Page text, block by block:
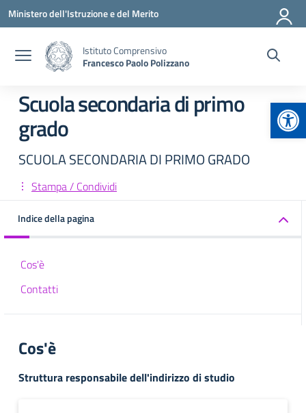
Vai ai contenuti
Vai al menu di navigazione
Vai al footer
Ministero dell'Istruzione e del Merito
Istituto Comprensivo
Francesco Paolo Polizzano
Scuola secondaria di primo
grado
SCUOLA SECONDARIA DI PRIMO GRADO
Stampa / Condividi
Indice della pagina
Cos'è
Contatti
Cos'è
Struttura responsabile dell'indirizzo di studio